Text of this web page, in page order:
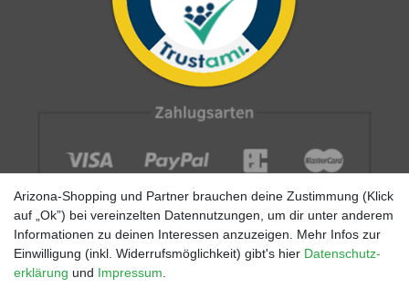
Impressum AGB Datenschutz
Arizona-Shopping und Partner brauchen deine Zustimmung (Klick
auf „Ok”) bei vereinzelten Datennutzungen, um dir unter anderem
Informationen zu deinen Interessen anzuzeigen. Mehr Infos zur
Einwilligung (inkl. Widerrufsmöglichkeit) gibt's hier Daten­schutz­
erklärung und Impressum